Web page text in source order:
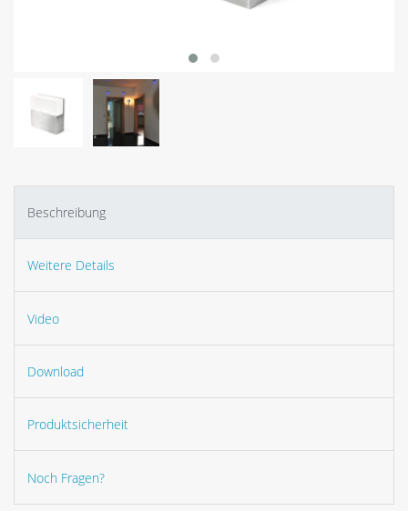
Beschreibung
Weitere Details
Video
Download
Produktsicherheit
Noch Fragen?